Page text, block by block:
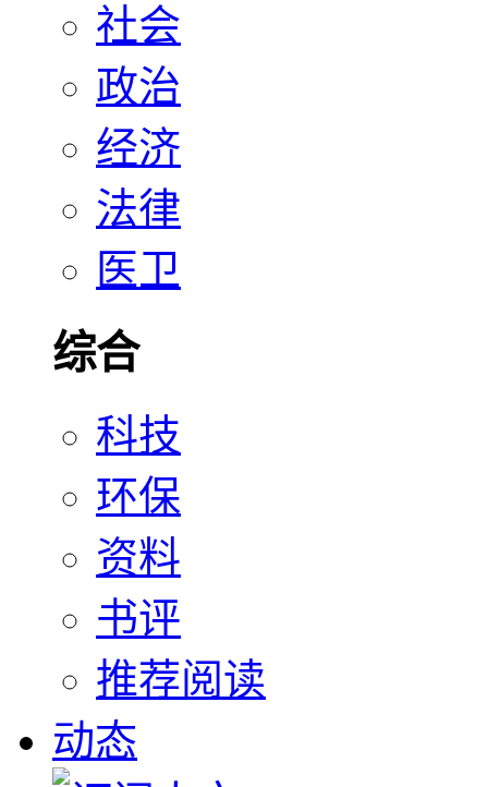
社会
政治
经济
法律
医卫
综合
科技
环保
资料
书评
推荐阅读
动态